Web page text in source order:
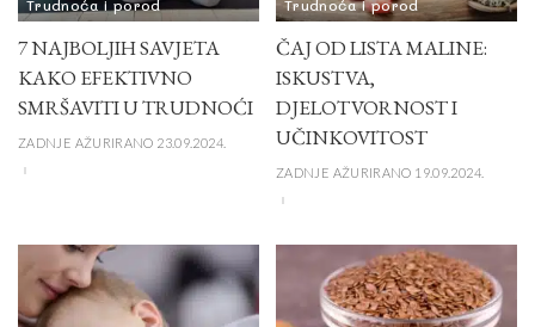
Trudnoća i porod
7 NAJBOLJIH SAVJETA
KAKO EFEKTIVNO
SMRŠAVITI U TRUDNOĆI
ZADNJE AŽURIRANO 23.09.2024.
Trudnoća i porod
ČAJ OD LISTA MALINE:
ISKUSTVA,
DJELOTVORNOST I
UČINKOVITOST
ZADNJE AŽURIRANO 19.09.2024.